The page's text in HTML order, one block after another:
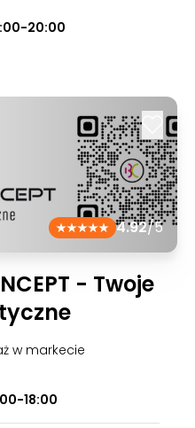
20:00
4.92/5
- Twoje
w markecie
18:00